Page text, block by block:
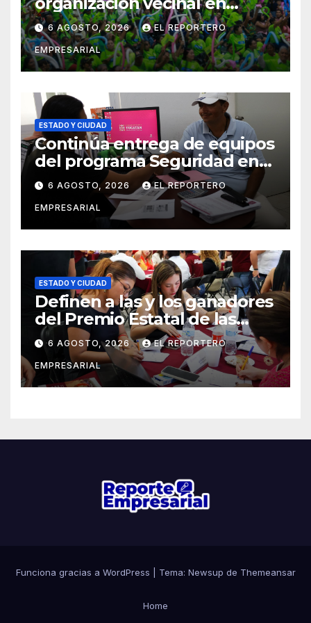
Mérida y suma a comités de
vigilancia en la prevención
social del delito
6 AGOSTO, 2026 EL REPORTERO
EMPRESARIAL
ESTADO Y CIUDAD
Continúa entrega de equipos
del programa Seguridad en
el Mar
6 AGOSTO, 2026 EL REPORTERO
EMPRESARIAL
ESTADO Y CIUDAD
Definen a las y los ganadores
del Premio Estatal de las
Juventudes 2026
6 AGOSTO, 2026 EL REPORTERO
EMPRESARIAL
Funciona gracias a WordPress Tema: Newsup de Themeansar
Home